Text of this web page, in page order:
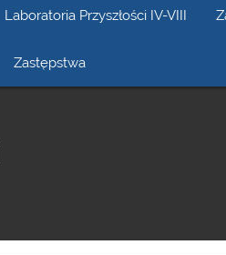
Laboratoria Przyszłości IV-VIII
Zastępstwa